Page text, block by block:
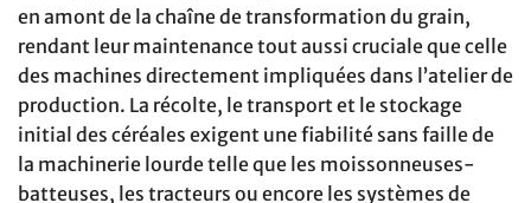
en amont de la chaîne de transformation du grain,
rendant leur maintenance tout aussi cruciale que celle
des machines directement impliquées dans l’atelier de
production. La récolte, le transport et le stockage
initial des céréales exigent une fiabilité sans faille de
la machinerie lourde telle que les moissonneuses-
batteuses, les tracteurs ou encore les systèmes de